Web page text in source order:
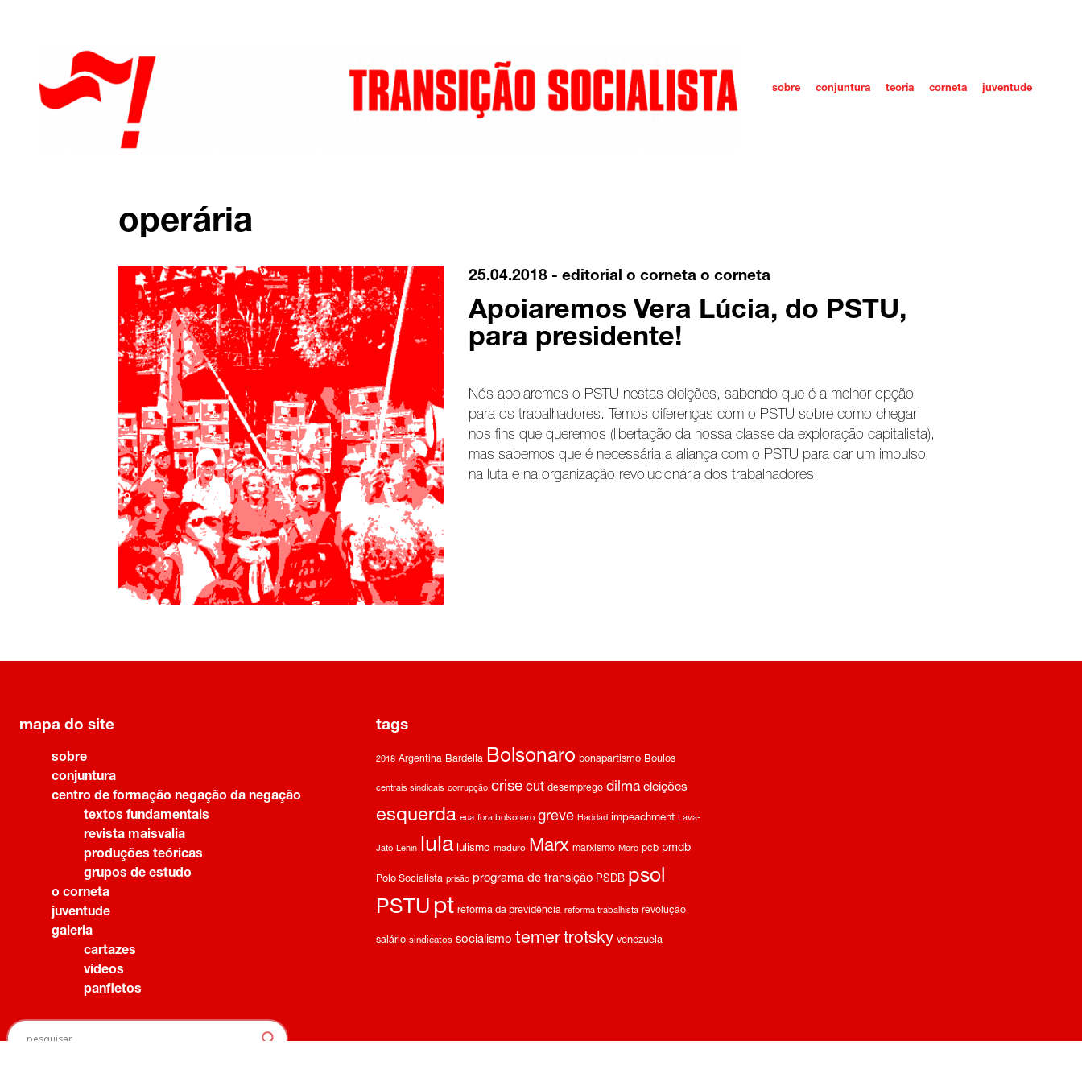
sobre conjuntura teoria corneta juventude
operária
25.04.2018 - editorial o corneta o corneta
Apoiaremos Vera Lúcia, do PSTU,
para presidente!
Nós apoiaremos o PSTU nestas eleições, sabendo que é a melhor opção
para os trabalhadores. Temos diferenças com o PSTU sobre como chegar
nos fins que queremos (libertação da nossa classe da exploração capitalista),
mas sabemos que é necessária a aliança com o PSTU para dar um impulso
na luta e na organização revolucionária dos trabalhadores.
mapa do site
sobre
conjuntura
centro de formação negação da negação
textos fundamentais
revista maisvalia
produções teóricas
grupos de estudo
o corneta
juventude
galeria
cartazes
vídeos
panfletos
tags
2018 Argentina Bardella Bolsonaro bonapartismo Boulos
centrais sindicais corrupção crise cut desemprego dilma eleições
esquerda eua fora bolsonaro greve Haddad impeachment Lava-
Jato Lenin lula lulismo maduro Marx marxismo Moro pcb pmdb
Polo Socialista prisão programa de transição PSDB psol
PSTU pt reforma da previdência reforma trabalhista revolução
salário sindicatos socialismo temer trotsky venezuela